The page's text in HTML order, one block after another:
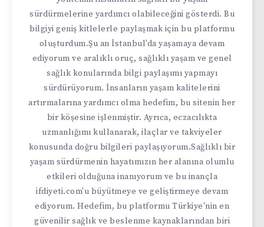
sürdürmelerine yardımcı olabileceğini gösterdi. Bu
bilgiyi geniş kitlelerle paylaşmak için bu platformu
oluşturdum.Şu an İstanbul'da yaşamaya devam
ediyorum ve aralıklı oruç, sağlıklı yaşam ve genel
sağlık konularında bilgi paylaşımı yapmayı
sürdürüyorum. İnsanların yaşam kalitelerini
artırmalarına yardımcı olma hedefim, bu sitenin her
bir köşesine işlenmiştir. Ayrıca, eczacılıkta
uzmanlığımı kullanarak, ilaçlar ve takviyeler
konusunda doğru bilgileri paylaşıyorum.Sağlıklı bir
yaşam sürdürmenin hayatımızın her alanına olumlu
etkileri olduğuna inanıyorum ve bu inançla
ifdiyeti.com'u büyütmeye ve geliştirmeye devam
ediyorum. Hedefim, bu platformu Türkiye'nin en
güvenilir sağlık ve beslenme kaynaklarından biri